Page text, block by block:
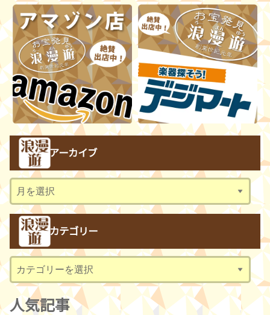
アーカイブ
ア
ー
カ
ブ
カテゴリー
カ
テ
ゴ
人気記事